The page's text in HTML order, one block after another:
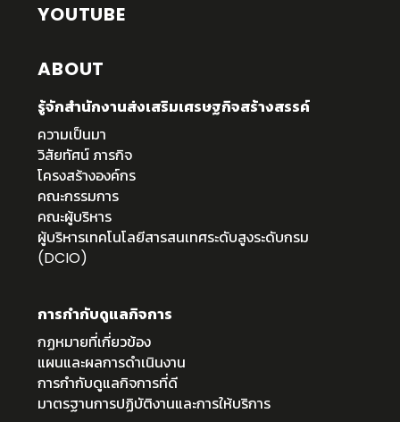
YOUTUBE
ABOUT
รู้จักสำนักงานส่งเสริมเศรษฐกิจสร้างสรรค์
ความเป็นมา
วิสัยทัศน์ ภารกิจ
โครงสร้างองค์กร
คณะกรรมการ
คณะผู้บริหาร
ผู้บริหารเทคโนโลยีสารสนเทศระดับสูงระดับกรม
(DCIO)
การกำกับดูแลกิจการ
กฏหมายที่เกี่ยวข้อง
แผนและผลการดำเนินงาน
การกำกับดูแลกิจการที่ดี
มาตรฐานการปฏิบัติงานและการให้บริการ